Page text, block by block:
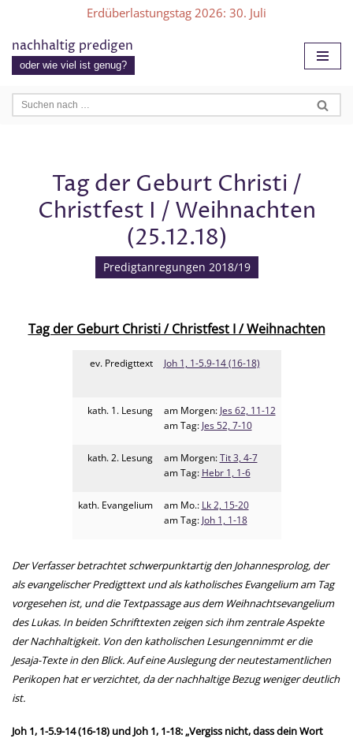
Zum
Inhalt
Erdüberlastungstag 2026: 30. Juli
nachhaltig predigen
oder wie viel ist genug?
Tag der Geburt Christi /
Christfest I / Weihnachten
(25.12.18)
Predigtanregungen 2018/19
Tag der Geburt Christi / Christfest I / Weihnachten
ev. Predigttext
kath. 1. Lesung
kath. 2. Lesung
kath. Evangelium
Joh 1, 1-5.9-14 (16-18)
am Morgen: Jes 62, 11-12
am Tag: Jes 52, 7-10
am Morgen:Tit 3, 4-7
am Tag: Hebr 1, 1-6
am Mo.: Lk 2, 15-20
am Tag: Joh 1, 1-18
Der Verfasser betrachtet schwerpunktartig den Johannesprolog, der
als evangelischer Predigttext und als katholisches Evangelium am Tag
vorgesehen ist, und die Textpassage aus dem Weihnachtsevangelium
des Lukas. In beiden Schrifttexten zeigen sich ihm zentrale Aspekte
der Nachhaltigkeit. Von den katholischen Lesungennimmt er die
Jesaja-Texte in den Blick. Auf eine Auslegung der neutestamentlichen
Perikopen hat er verzichtet, da der nachhaltige Bezug weniger deutlich
ist.
Joh 1, 1-5.9-14 (16-18) und Joh 1, 1-18: „Vergiss nicht, dass dein Wort